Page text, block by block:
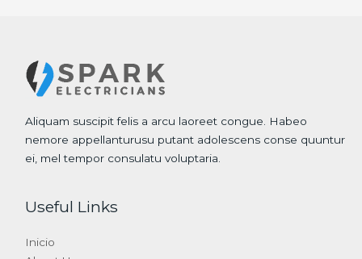
Aliquam suscipit felis a arcu laoreet congue. Habeo
nemore appellanturusu putant adolescens conse quuntur
ei, mel tempor consulatu voluptaria.
Useful Links
Inicio